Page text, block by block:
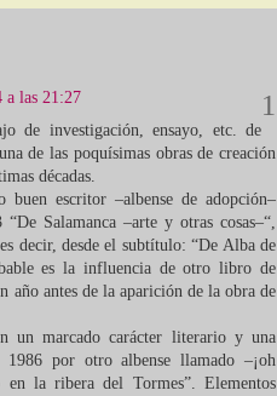
a las 21:27
de investigación, ensayo, etc. de
de las poquísimas obras de creación
décadas.
escritor –albense de adopción–
Salamanca –arte y otras cosas–“,
decir, desde el subtítulo: “De Alba de
es la influencia de otro libro de
año antes de la aparición de la obra de
un marcado carácter literario y una
por otro albense llamado –¡oh
en la ribera del Tormes”. Elementos